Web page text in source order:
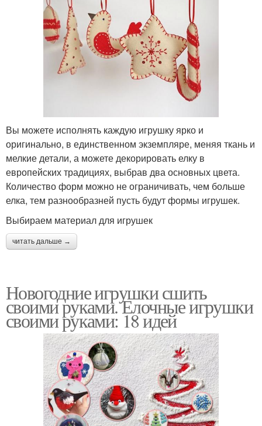
Вы можете исполнять каждую игрушку ярко и
оригинально, в единственном экземпляре, меняя ткань и
мелкие детали, а можете декорировать елку в
европейских традициях, выбрав два основных цвета.
Количество форм можно не ограничивать, чем больше
елка, тем разнообразней пусть будут формы игрушек.
Выбираем материал для игрушек
читать дальше →
Новогодние игрушки сшить
своими руками. Елочные игрушки
своими руками: 18 идей